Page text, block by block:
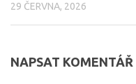
29 ČERVNA, 2026
NAPSAT KOMENTÁŘ